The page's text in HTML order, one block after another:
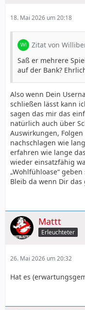
18. Mai 2026 um 20:18
Zitat von
Saß er mehrere
auf der Bank?
Also wenn Dein
schließen lässt kann
sagen das mir das
natürlich auch über
Auswirkungen,
nachschlagen wie
erfahren wie lange
wieder einsatzfähig
„Wohlfühloase“
Bleib da wenn Dir das
Mattt
Erleuchteter
26. Mai 2026 um 20:32
Hat es